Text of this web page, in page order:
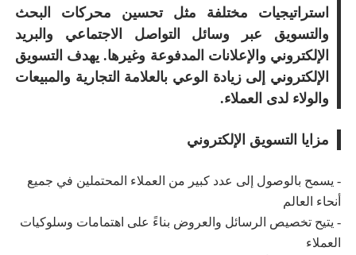
استراتيجيات مختلفة مثل تحسين محركات البحث
والتسويق عبر وسائل التواصل الاجتماعي والبريد
الإلكتروني والإعلانات المدفوعة وغيرها. يهدف التسويق
الإلكتروني إلى زيادة الوعي بالعلامة التجارية والمبيعات
والولاء لدى العملاء.
مزايا التسويق الإلكتروني
- يسمح بالوصول إلى عدد كبير من العملاء المحتملين في جميع
أنحاء العالم
- يتيح تخصيص الرسائل والعروض بناءً على اهتمامات وسلوكيات
العملاء